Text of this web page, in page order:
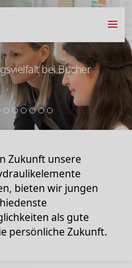
bei Bucher
Zukunft unsere
bieten wir jungen
als gute
persönliche Zukunft.